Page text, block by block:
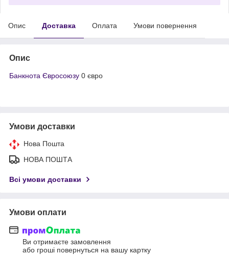
Опис Доставка Оплата Умови повернення
Опис
Банкнота Євросоюзу 0 євро
Умови доставки
Нова Пошта
НОВА ПОШТА
Всі умови доставки
Умови оплати
Ви отримаєте замовлення
або гроші повернуться на вашу картку